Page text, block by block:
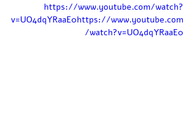
https://www.youtube.com/watch?
v=UO4dqYRaaE0https://www.youtube.com
/watch?v=UO4dqYRaaE0